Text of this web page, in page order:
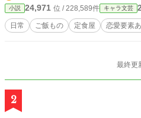
家は定食屋だったのだ。 その住み込み部屋が、どうやら空いているらしい。
その提案を有難く受け入れ、いそいそと
受けていたのはーー。 「だ、誰？」 金色長髪で目つきの悪いヤンキーの同居
小説 24,971 位 / 228,589件 キャラ文芸
日常 ご飯もの 定食屋 恋愛要素
最終更
2